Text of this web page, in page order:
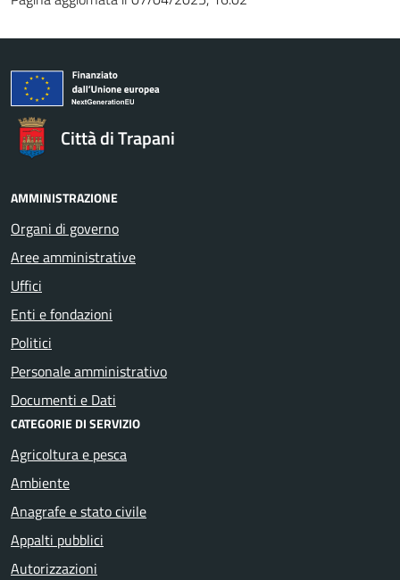
Città di Trapani
AMMINISTRAZIONE
Organi di governo
Aree amministrative
Uffici
Enti e fondazioni
Politici
Personale amministrativo
Documenti e Dati
CATEGORIE DI SERVIZIO
Agricoltura e pesca
Ambiente
Anagrafe e stato civile
Appalti pubblici
Autorizzazioni